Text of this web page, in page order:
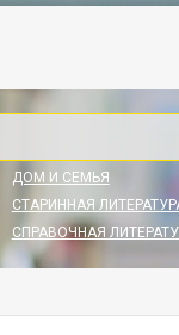
ДОМ И СЕМЬЯ
СТАРИННАЯ
СПРАВОЧНАЯ